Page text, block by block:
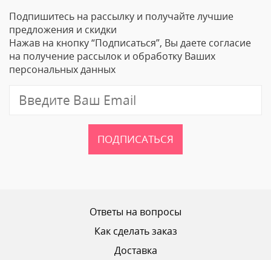
Ваше Имя
Email
ОТПРАВИТЬ ОТЗЫВ
Подпишитесь на рассылку и получайте лучшие
предложения и скидки
Нажав на кнопку “Подписаться”, Вы даете согласие
на получение рассылок и обработку Ваших
персональных данных
ПОДПИСАТЬСЯ
Ответы на вопросы
Как сделать заказ
Доставка